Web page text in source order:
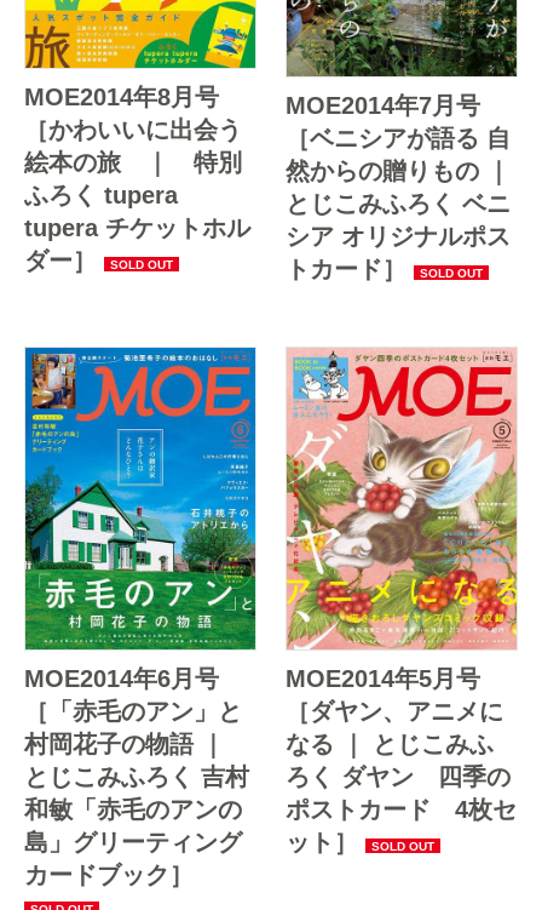
MOE2014年8月号
［かわいいに出会う
絵本の旅 ｜ 特別
ふろく tupera
tupera チケットホル
ダー］
MOE2014年7月号
［ベニシアが語る 自
然からの贈りもの ｜
とじこみふろく ベニ
シア オリジナルポス
トカード］
MOE2014年6月号
［「赤毛のアン」と
村岡花子の物語 ｜
とじこみふろく 吉村
和敏「赤毛のアンの
島」グリーティング
カードブック］
MOE2014年5月号
［ダヤン、アニメに
なる ｜ とじこみふ
ろく ダヤン 四季の
ポストカード 4枚セ
ット］